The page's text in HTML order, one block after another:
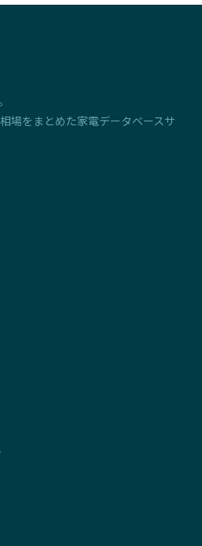
場をまとめた家電データベースサ